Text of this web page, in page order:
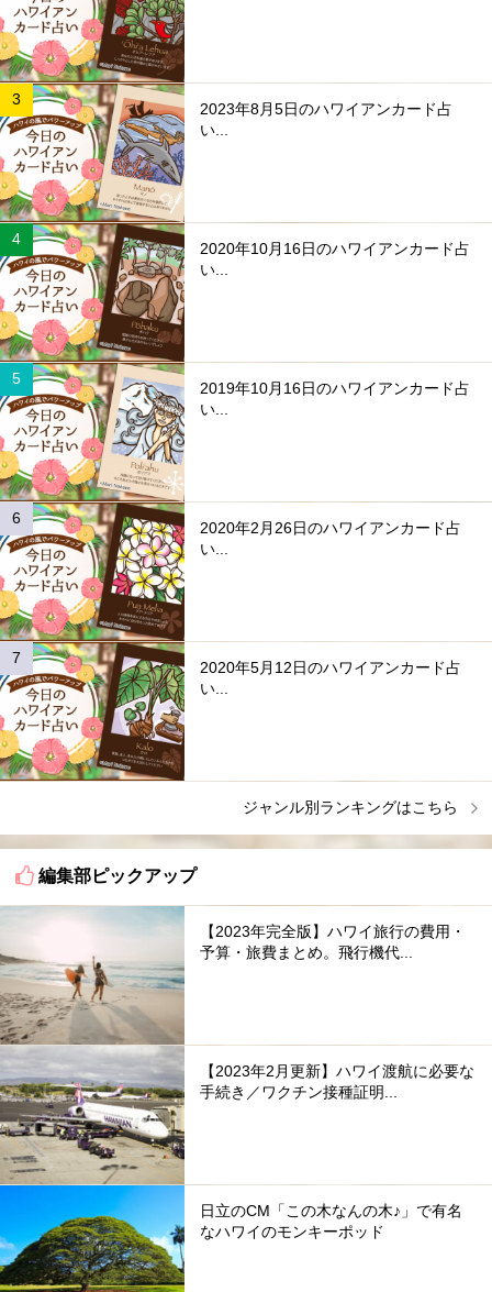
2023年8月5日のハワイアンカード占
い...
2020年10月16日のハワイアンカード占
い...
2019年10月16日のハワイアンカード占
い...
2020年2月26日のハワイアンカード占
い...
2020年5月12日のハワイアンカード占
い...
ジャンル別ランキングはこちら
編集部ピックアップ
【2023年完全版】ハワイ旅行の費用・
予算・旅費まとめ。飛行機代...
【2023年2月更新】ハワイ渡航に必要な
手続き／ワクチン接種証明...
日立のCM「この木なんの木♪」で有名
なハワイのモンキーポッド